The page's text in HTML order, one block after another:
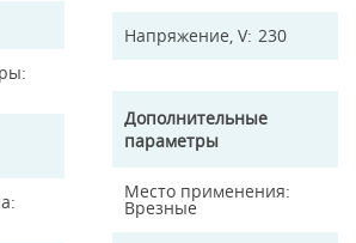
Напряжение, V 230
Дополнительные
параметры
Место применения
Врезные